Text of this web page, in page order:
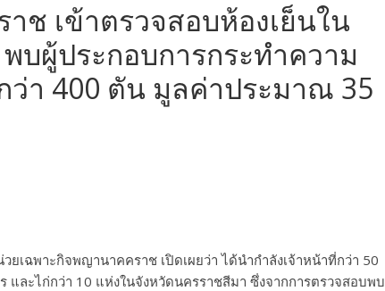
ช เข้าตรวจสอบห้องเย็นใน
ผู้ประกอบการกระทำความ
า 400 ตัน มูลค่าประมาณ 35
เฉพาะกิจพญานาคคราช เปิดเผยว่า ได้นำกำลังเจ้าหน้าที่กว่า 50
และไก่กว่า 10 แห่งในจังหวัดนครราชสีมา ซึ่งจากการตรวจสอบพบ